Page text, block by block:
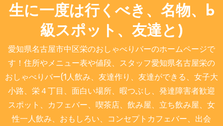
生に一度は行くべき、名物、b
級スポット、友達と)
愛知県名古屋市中区栄のおしゃべりバーのホームページで
す！住所やメニュー表や値段、スタッフ愛知県名古屋栄の
おしゃべりバー(1人飲み、友達作り、友達ができる、女子大
小路、栄４丁目、面白い場所、暇つぶし、発達障害者歓迎
スポット、カフェバー、喫茶店、飲み屋、立ち飲み屋、女
性一人飲み、おもしろい、コンセプトカフェバー、出会